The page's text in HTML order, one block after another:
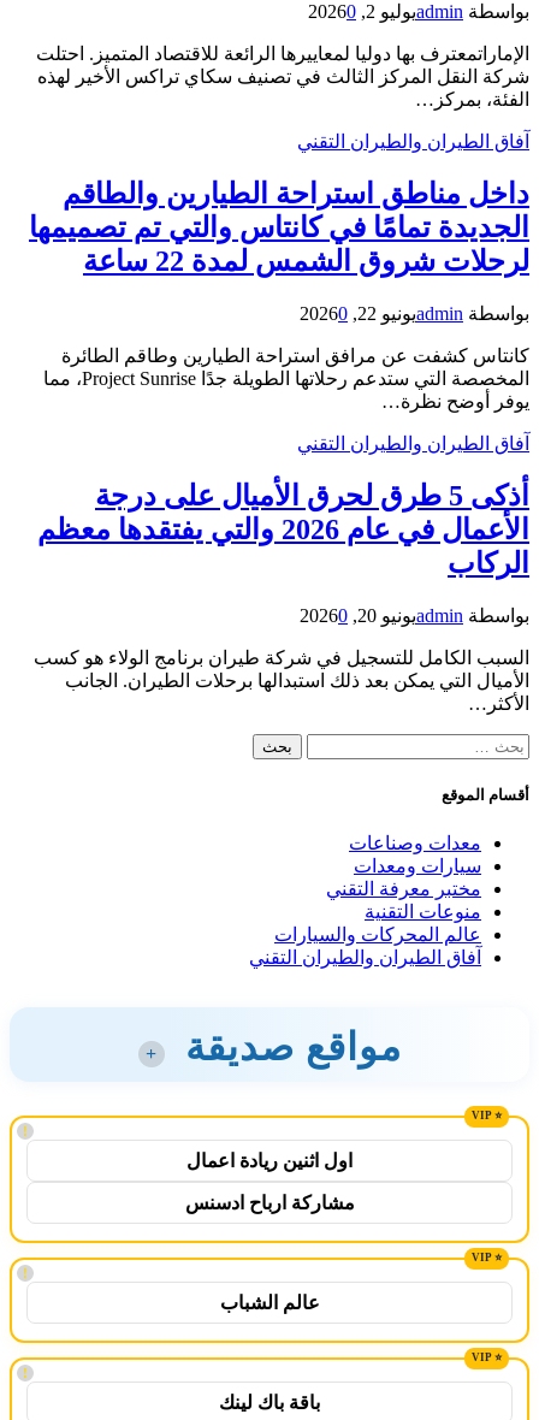
بواسطة adminيوليو 2, 2026 0
الإماراتمعترف بها دوليا لمعاييرها الرائعة للاقتصاد المتميز. احتلت
شركة النقل المركز الثالث في تصنيف سكاي تراكس الأخير لهذه
الفئة، بمركز…
آفاق الطيران والطيران التقني
داخل مناطق استراحة الطيارين والطاقم
الجديدة تمامًا في كانتاس والتي تم تصميمها
لرحلات شروق الشمس لمدة 22 ساعة
بواسطة adminيونيو 22, 2026 0
كانتاس كشفت عن مرافق استراحة الطيارين وطاقم الطائرة
المخصصة التي ستدعم رحلاتها الطويلة جدًا Project Sunrise، مما
يوفر أوضح نظرة…
آفاق الطيران والطيران التقني
أذكى 5 طرق لحرق الأميال على درجة
الأعمال في عام 2026 والتي يفتقدها معظم
الركاب
بواسطة adminيونيو 20, 2026 0
السبب الكامل للتسجيل في شركة طيران برنامج الولاء هو كسب
الأميال التي يمكن بعد ذلك استبدالها برحلات الطيران. الجانب
الأكثر…
البحث
أقسام الموقع
معدات وصناعات
سيارات ومعدات
مختبر معرفة التقني
منوعات التقنية
عالم المحركات والسيارات
آفاق الطيران والطيران التقني
مواقع صديقة +
!
اول اثنين ريادة اعمال
مشاركة ارباح ادسنس
!
عالم الشباب
!
باقة باك لينك